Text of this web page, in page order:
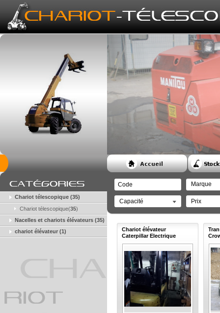
chariot embarqué Télescopique...
Chariot télescopique (35)
Chariot télescopique(35)
Nacelles et chariots élévateurs (35)
chariot élévateur (1)
Marque
Capacité Prix
Chariot élévateur
Caterpillar Electrique